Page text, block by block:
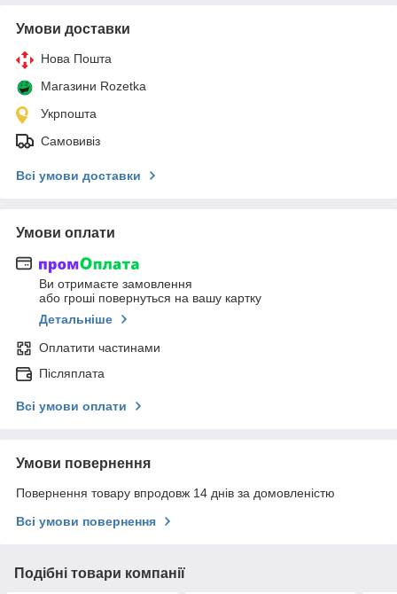
Умови доставки
Нова Пошта
Магазини Rozetka
Укрпошта
Самовивіз
Всі умови доставки
Умови оплати
Ви отримаєте замовлення
або гроші повернуться на вашу картку
Детальніше
Оплатити частинами
Післяплата
Всі умови оплати
Умови повернення
Повернення товару впродовж 14 днів за домовленістю
Всі умови повернення
Подібні товари компанії